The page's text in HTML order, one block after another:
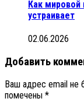
Как мировой
устраивает
02.06.2026
Добавить
Ваш адрес email не
помечены *